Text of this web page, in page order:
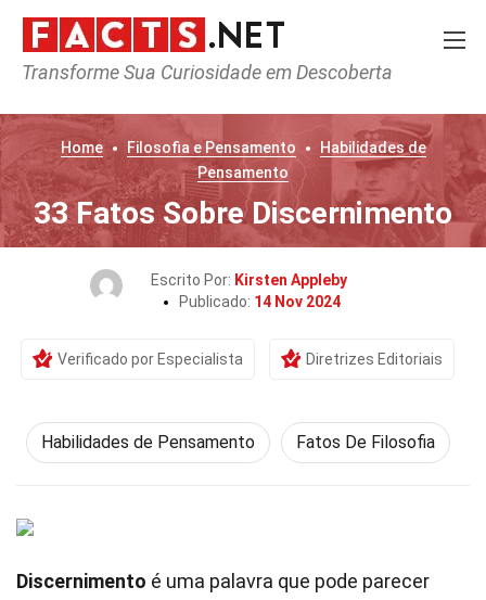
Transforme Sua Curiosidade em Descoberta
Home Filosofia e Pensamento
Habilidades de
Pensamento
33 Fatos Sobre Discernimento
Escrito Por: Kirsten Appleby
Publicado: 14 Nov 2024
Verificado por Especialista Diretrizes Editoriais
Habilidades de Pensamento Fatos De Filosofia
Discernimento é uma palavra que pode parecer